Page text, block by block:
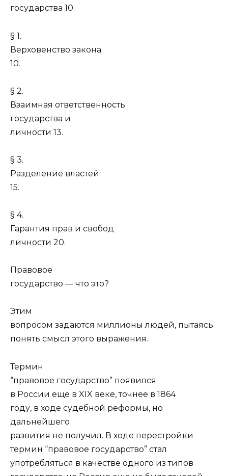
государства 10.
§ 1.
Верховенство закона
10.
§ 2.
Взаимная ответственность
государства и
личности 13.
§ 3.
Разделение властей
15.
§ 4.
Гарантия прав и свобод
личности 20.
Правовое
государство — что это?
Этим
вопросом задаются миллионы людей, пытаясь
понять смысл этого выражения.
Термин
“правовое государство” появился
в России еще в XIX веке, точнее в 1864
году, в ходе судебной реформы, но
дальнейшего
развития не получил. В ходе перестройки
термин “правовое государство” стал
употребляться в качестве одного из типов